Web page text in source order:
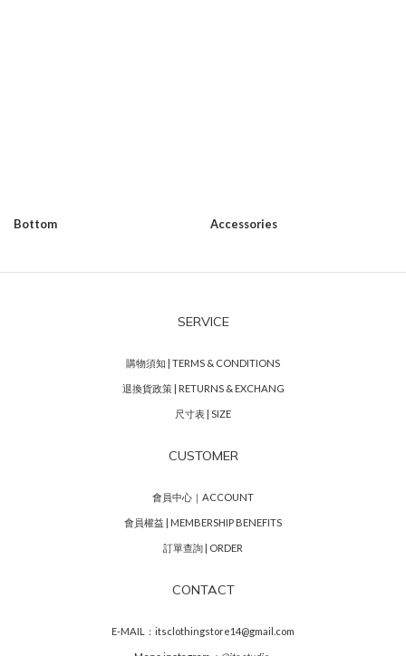
Bottom Accessories
SERVICE
購物須知 | TERMS & CONDITIONS
退換貨政策 | RETURNS & EXCHANG
尺寸表 | SIZE
CUSTOMER
會員中心｜ACCOUNT
會員權益 | MEMBERSHIP BENEFITS
訂單查詢 | ORDER
CONTACT
E-MAIL：itsclothingstore14@gmail.com